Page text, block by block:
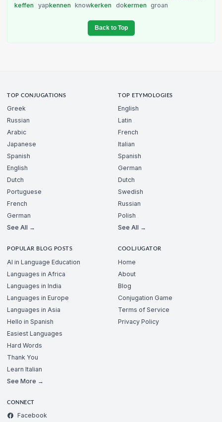
keffen
yapkennen knowkerken dokermen groan
Back to Top
TOP CONJUGATIONS
Greek
Russian
Arabic
Japanese
Spanish
English
Dutch
Portuguese
French
German
See All →
TOP ETYMOLOGIES
English
Latin
French
Italian
Spanish
German
Dutch
Swedish
Russian
Polish
See All →
POPULAR BLOG POSTS
AI in Language Education
Languages in Africa
Languages in India
Languages in Europe
Languages in Asia
Hello in Spanish
Easiest Languages
Hard Words
Thank You
Learn Italian
See More →
COOLJUGATOR
Home
About
Blog
Conjugation Game
Terms of Service
Privacy Policy
CONNECT
Facebook